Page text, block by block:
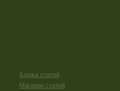
Биржа статей
Магазин статей